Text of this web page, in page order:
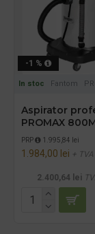
-1 %
In stoc Fantom
Aspirator
PROMAX
PRP 1.995,84 lei
1.984,00 lei + TVA
2.400,64 lei